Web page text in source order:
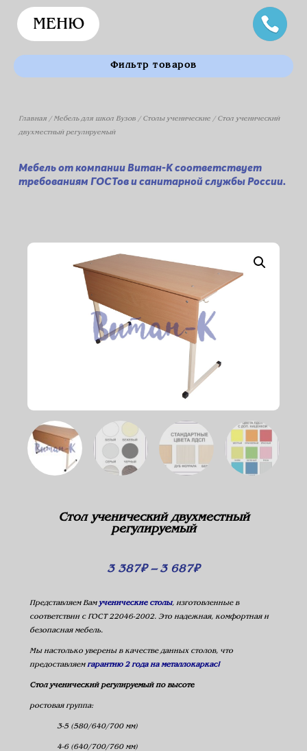
МЕНЮ
Фильтр товаров
Главная/ Мебель для школ Вузов/ Столы ученические/ Стол ученический
двухместный регулируемый
Мебель от компании Витан-К соответствует
требованиям ГОСТов и санитарной службы России.
Стол ученический двухместный
регулируемый
3 387₽ – 3 687₽
Представляем Вам ученические столы, изготовленные в
соответствии с ГОСТ 22046-2002. Это надежная, комфортная и
безопасная мебель.
Мы настолько уверены в качестве данных столов, что
предоставляем гарантию 2 года на металлокаркас!
Стол ученический регулируемый по высоте
ростовая группа:
3-5 (580/640/700 мм)
4-6 (640/700/760 мм)